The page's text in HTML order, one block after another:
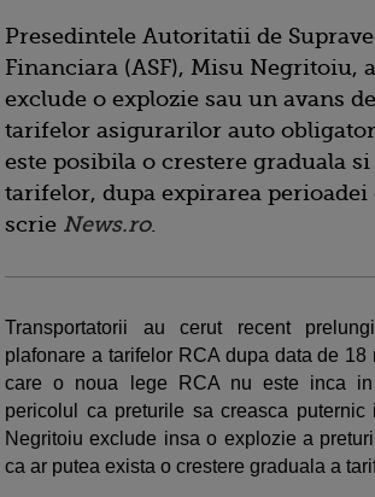
Presedintele Autoritatii de
Financiara (ASF), Misu Negritoiu,
exclude o explozie sau un avans
tarifelor asigurarilor auto
este posibila o crestere graduala
tarifelor, dupa expirarea perioadei
scrie News.ro.
Transportatorii au cerut recent
plafonare a tarifelor RCA dupa data de
care o noua lege RCA nu este inca
pericolul ca preturile sa creasca puternic
Negritoiu exclude insa o explozie a
ca ar putea exista o crestere graduala a